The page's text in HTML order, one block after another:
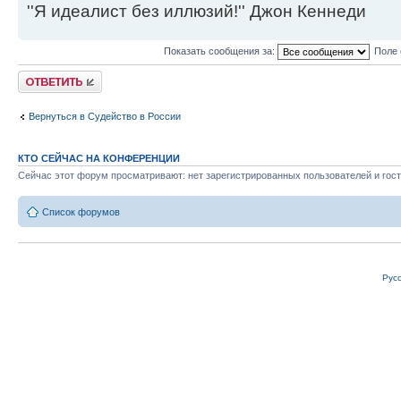
''Я идеалист без иллюзий!'' Джон Кеннеди
Показать сообщения за: Поле
Ответить
Вернуться в Судейство в России
КТО СЕЙЧАС НА КОНФЕРЕНЦИИ
Сейчас этот форум просматривают: нет зарегистрированных пользователей и
Список форумов